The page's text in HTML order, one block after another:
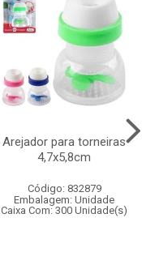
Arejador para torneiras
4,7x5,8cm
Código: 832879
Embalagem: Unidade
Caixa Com: 300 Unidade(s)